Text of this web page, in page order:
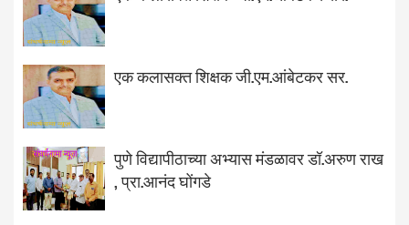
एक कलासक्त शिक्षक जी.एम.आंबेटकर सर.
पुणे विद्यापीठाच्या अभ्यास मंडळावर डॉ.अरुण राख
, प्रा.आनंद घोंगडे